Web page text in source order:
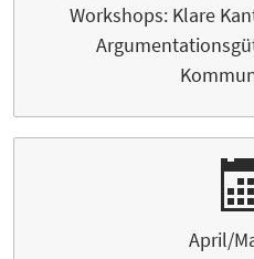
Workshops: Klare
April/